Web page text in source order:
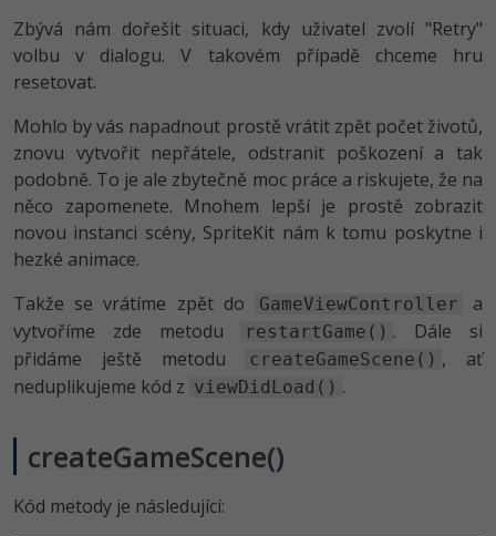
Zbývá nám dořešit situaci, kdy uživatel zvolí "Retry"
volbu v dialogu. V takovém případě chceme hru
resetovat.
Mohlo by vás napadnout prostě vrátit zpět počet životů,
znovu vytvořit nepřátele, odstranit poškození a tak
podobně. To je ale zbytečně moc práce a riskujete, že na
něco zapomenete. Mnohem lepší je prostě zobrazit
novou instanci scény, SpriteKit nám k tomu poskytne i
hezké animace.
Takže se vrátíme zpět do
GameViewController
a
vytvoříme zde metodu
restartGame() . Dále si
přidáme ještě metodu
createGameScene() , ať
neduplikujeme kód z viewDidLoad() .
createGameScene()
Kód metody je následující: